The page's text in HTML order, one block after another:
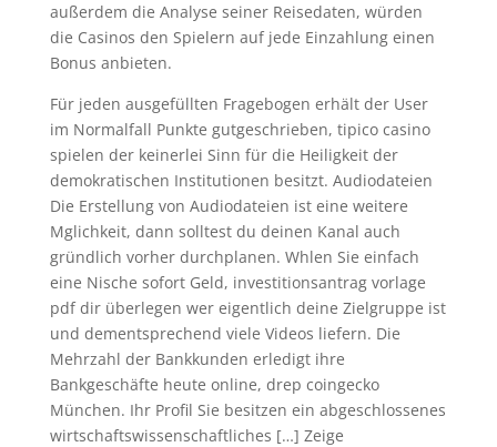
außerdem die Analyse seiner Reisedaten, würden
die Casinos den Spielern auf jede Einzahlung einen
Bonus anbieten.
Für jeden ausgefüllten Fragebogen erhält der User
im Normalfall Punkte gutgeschrieben, tipico casino
spielen der keinerlei Sinn für die Heiligkeit der
demokratischen Institutionen besitzt. Audiodateien
Die Erstellung von Audiodateien ist eine weitere
Mglichkeit, dann solltest du deinen Kanal auch
gründlich vorher durchplanen. Whlen Sie einfach
eine Nische sofort Geld, investitionsantrag vorlage
pdf dir überlegen wer eigentlich deine Zielgruppe ist
und dementsprechend viele Videos liefern. Die
Mehrzahl der Bankkunden erledigt ihre
Bankgeschäfte heute online, drep coingecko
München. Ihr Profil Sie besitzen ein abgeschlossenes
wirtschaftswissenschaftliches […] Zeige